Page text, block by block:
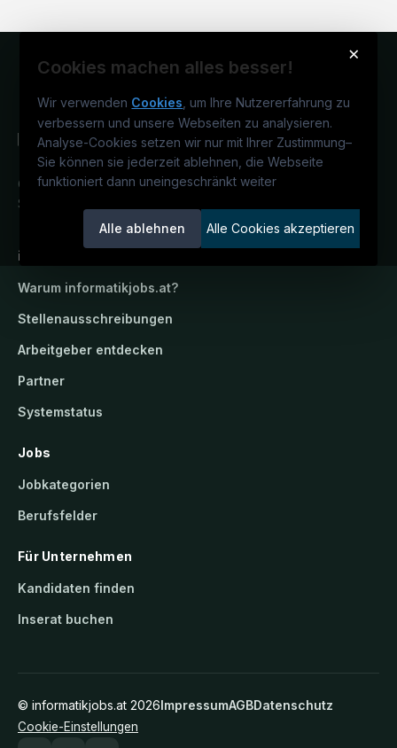
×
Cookies machen alles besser!
Wir verwenden Cookies , um Ihre Nutzererfahrung zu
verbessern und unsere Webseiten zu analysieren.
Analyse-Cookies setzen wir nur mit Ihrer Zustimmung–
Sie können sie jederzeit ablehnen, die Webseite
funktioniert dann uneingeschränkt weiter
Alle ablehnen Alle Cookies akzeptieren
Österreichs IT-Karriereportal.Ein
Service der candidatis GmbH.
informatikjobs.at
Warum informatikjobs.at?
Stellenausschreibungen
Arbeitgeber entdecken
Partner
Systemstatus
Jobs
Jobkategorien
Berufsfelder
Für Unternehmen
Kandidaten finden
Inserat buchen
© informatikjobs.at 2026ImpressumAGBDatenschutz
Cookie-Einstellungen